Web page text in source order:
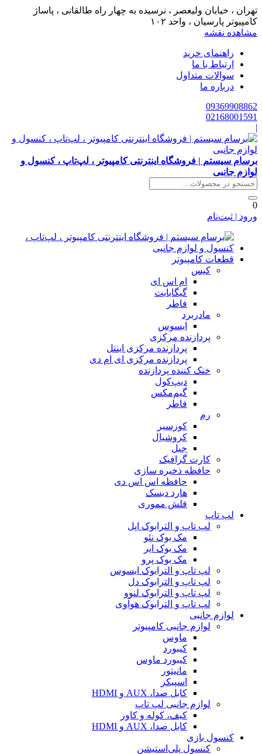
تهران ، خیابان ولیعصر ، نرسیده به چهار راه طالقانی ، پاساژ
کامپیوتر پارسیان ، واحد ۱۰۲
مشاهده نقشه
راهنمای خرید
ارتباط با ما
سوالات متداول
درباره ما
09369908862
02168001591
|
برسام سیستم | فروشگاه اینترنتی کامپیوتر ، لپ‌تاپ ، کنسول و
لوازم جانبی
0
ورود | ثبت‌نام
قطعات کامپیوتر
کیس
ام اس ای
گیگابایت
فاطر
مادربرد
ایسوس
پردازنده مرکزی
پردازنده مرکزی اینتل
پردازنده مرکزی ای ام دی
خنک کننده پردازنده
دیپ‌کول
گیم‌مکس
فاطر
رم
کورسیر
کروشیال
جیل
کارت گرافیک
حافظه ذخیره سازی
حافظه اس اس دی
هارد دیسک
فلش مموری
لپ تاپ
لپ تاپ و الترابوک اپل
مک بوک نئو
مک بوک ایر
مک بوک پرو
لپ تاپ و الترابوک ایسوس
لپ تاپ و الترابوک دل
لپ تاپ و الترابوک لنوو
لپ تاپ و الترابوک هوآوی
لوازم جانبی
لوازم جانبی کامپیوتر
ماوس
کیبورد
کیبورد ماوس
مانیتور
اسپیکر
کابل صدا، AUX و HDMI
لوازم جانبی لپ تاپ
کیف، کوله و کاور
کابل صدا، AUX و HDMI
کنسول بازی
کنسول پلی‌استیشن